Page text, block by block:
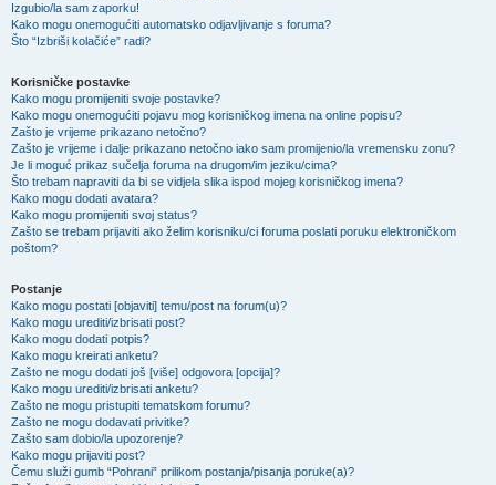
Izgubio/la sam zaporku!
Kako mogu onemogućiti automatsko odjavljivanje s foruma?
Što “Izbriši kolačiće” radi?
Korisničke postavke
Kako mogu promijeniti svoje postavke?
Kako mogu onemogućiti pojavu mog korisničkog imena na online popisu?
Zašto je vrijeme prikazano netočno?
Zašto je vrijeme i dalje prikazano netočno iako sam promijenio/la vremensku zonu?
Je li moguć prikaz sučelja foruma na drugom/im jeziku/cima?
Što trebam napraviti da bi se vidjela slika ispod mojeg korisničkog imena?
Kako mogu dodati avatara?
Kako mogu promijeniti svoj status?
Zašto se trebam prijaviti ako želim korisniku/ci foruma poslati poruku elektroničkom
poštom?
Postanje
Kako mogu postati [objaviti] temu/post na forum(u)?
Kako mogu urediti/izbrisati post?
Kako mogu dodati potpis?
Kako mogu kreirati anketu?
Zašto ne mogu dodati još [više] odgovora [opcija]?
Kako mogu urediti/izbrisati anketu?
Zašto ne mogu pristupiti tematskom forumu?
Zašto ne mogu dodavati privitke?
Zašto sam dobio/la upozorenje?
Kako mogu prijaviti post?
Čemu služi gumb “Pohrani” prilikom postanja/pisanja poruke(a)?